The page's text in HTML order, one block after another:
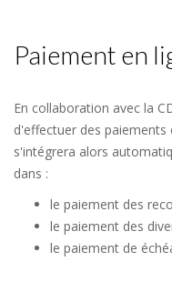
Paiement en
En collaboration avec la
d'effectuer des paiements
s'intégrera alors
dans :
le paiement des
le paiement des
le paiement de